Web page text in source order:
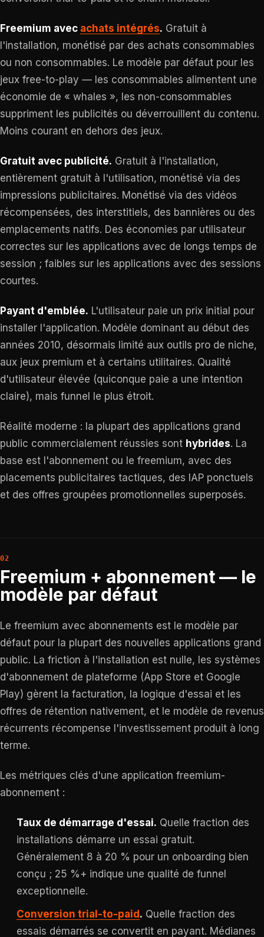
Freemium avec achats intégrés. Gratuit à
l'installation, monétisé par des achats consommables
ou non consommables. Le modèle par défaut pour les
jeux free-to-play — les consommables alimentent une
économie de « whales », les non-consommables
suppriment les publicités ou déverrouillent du contenu.
Moins courant en dehors des jeux.
Gratuit avec publicité. Gratuit à l'installation,
entièrement gratuit à l'utilisation, monétisé via des
impressions publicitaires. Monétisé via des vidéos
récompensées, des interstitiels, des bannières ou des
emplacements natifs. Des économies par utilisateur
correctes sur les applications avec de longs temps de
session ; faibles sur les applications avec des sessions
courtes.
Payant d'emblée. L'utilisateur paie un prix initial pour
installer l'application. Modèle dominant au début des
années 2010, désormais limité aux outils pro de niche,
aux jeux premium et à certains utilitaires. Qualité
d'utilisateur élevée (quiconque paie a une intention
claire), mais funnel le plus étroit.
Réalité moderne : la plupart des applications grand
public commercialement réussies sont hybrides. La
base est l'abonnement ou le freemium, avec des
placements publicitaires tactiques, des IAP ponctuels
et des offres groupées promotionnelles superposés.
Freemium + abonnement — le
modèle par défaut
Le freemium avec abonnements est le modèle par
défaut pour la plupart des nouvelles applications grand
public. La friction à l'installation est nulle, les systèmes
d'abonnement de plateforme (App Store et Google
Play) gèrent la facturation, la logique d'essai et les
offres de rétention nativement, et le modèle de revenus
récurrents récompense l'investissement produit à long
terme.
Les métriques clés d'une application freemium-
abonnement :
Taux de démarrage d'essai. Quelle fraction des
installations démarre un essai gratuit.
Généralement 8 à 20 % pour un onboarding bien
conçu ; 25 %+ indique une qualité de funnel
exceptionnelle.
Conversion trial-to-paid . Quelle fraction des
essais démarrés se convertit en payant. Médianes